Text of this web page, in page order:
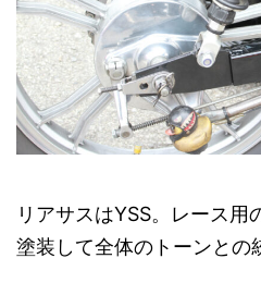
リアサスはYSS。レース用
塗装して全体のトーンとの